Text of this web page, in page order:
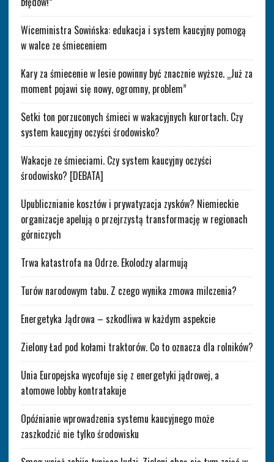
Wiceministra Sowińska: edukacja i system kaucyjny pomogą
w walce ze śmieceniem
Kary za śmiecenie w lesie powinny być znacznie wyższe. „Już za
moment pojawi się nowy, ogromny, problem”
Setki ton porzuconych śmieci w wakacyjnych kurortach. Czy
system kaucyjny oczyści środowisko?
Wakacje ze śmieciami. Czy system kaucyjny oczyści
środowisko? [DEBATA]
Upublicznianie kosztów i prywatyzacja zysków? Niemieckie
organizacje apelują o przejrzystą transformację w regionach
górniczych
Trwa katastrofa na Odrze. Ekolodzy alarmują
Turów narodowym tabu. Z czego wynika zmowa milczenia?
Energetyka Jądrowa – szkodliwa w każdym aspekcie
Zielony Ład pod kołami traktorów. Co to oznacza dla rolników?
Unia Europejska wycofuje się z energetyki jądrowej, a
atomowe lobby kontratakuje
Opóźnianie wprowadzenia systemu kaucyjnego może
zaszkodzić nie tylko środowisku